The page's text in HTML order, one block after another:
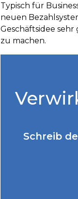
Typisch für
neuen
Geschäftsidee
zu machen.
Schreib